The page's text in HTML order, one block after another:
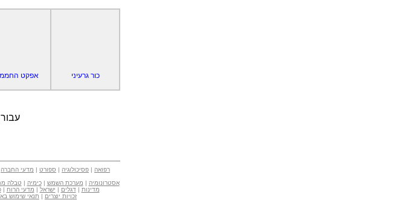
כור גרעיני אפקט
רפואה | פסיכולוגיה | ספורט | מדעי החברה
אסטרונומיה | מערכת השמש |כימיה | טבלה
מדינות |דגלים | ישראל | מדעי הרוח |
זכויות יוצרים | תנאי שימוש